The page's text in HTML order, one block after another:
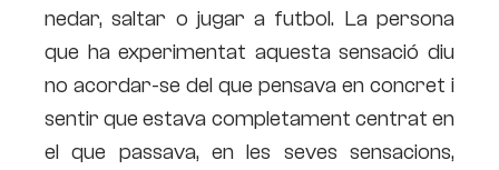
nedar, saltar o jugar a futbol. La persona
que ha experimentat aquesta sensació diu
no acordar-se del que pensava en concret i
sentir que estava completament centrat en
el que passava, en les seves sensacions,